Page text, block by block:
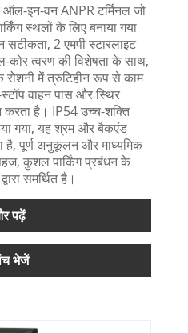
इन-वन ANPR टर्मिनल जो
स्थलों के लिए बनाया गया
2 एमपी स्टारलाइट
त्वरण की विशेषता के साथ,
रोशनी में त्रुटिहीन रूप से काम
वाहन पास और स्थिर
है। IP54 उच्च-शक्ति
गया, यह श्रम और बैकएंड
है, पूर्ण अनुकूलन और माध्यमिक
कुशल पार्किंग प्रबंधन के
समर्थित है।
पढ़ें
भेजें